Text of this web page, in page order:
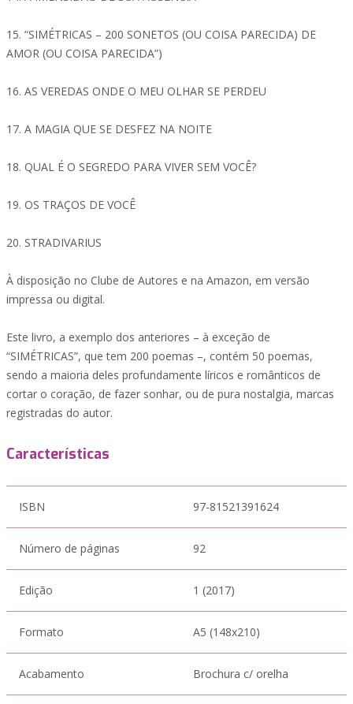
15. “SIMÉTRICAS – 200 SONETOS (OU COISA PARECIDA) DE
AMOR (OU COISA PARECIDA”)
16. AS VEREDAS ONDE O MEU OLHAR SE PERDEU
17. A MAGIA QUE SE DESFEZ NA NOITE
18. QUAL É O SEGREDO PARA VIVER SEM VOCÊ?
19. OS TRAÇOS DE VOCÊ
20. STRADIVARIUS
À disposição no Clube de Autores e na Amazon, em versão
impressa ou digital.
Este livro, a exemplo dos anteriores – à exceção de
“SIMÉTRICAS”, que tem 200 poemas –, contém 50 poemas,
sendo a maioria deles profundamente líricos e românticos de
cortar o coração, de fazer sonhar, ou de pura nostalgia, marcas
registradas do autor.
Características
ISBN 97-81521391624
Número de páginas 92
Edição 1 (2017)
Formato A5 (148x210)
Acabamento Brochura c/ orelha